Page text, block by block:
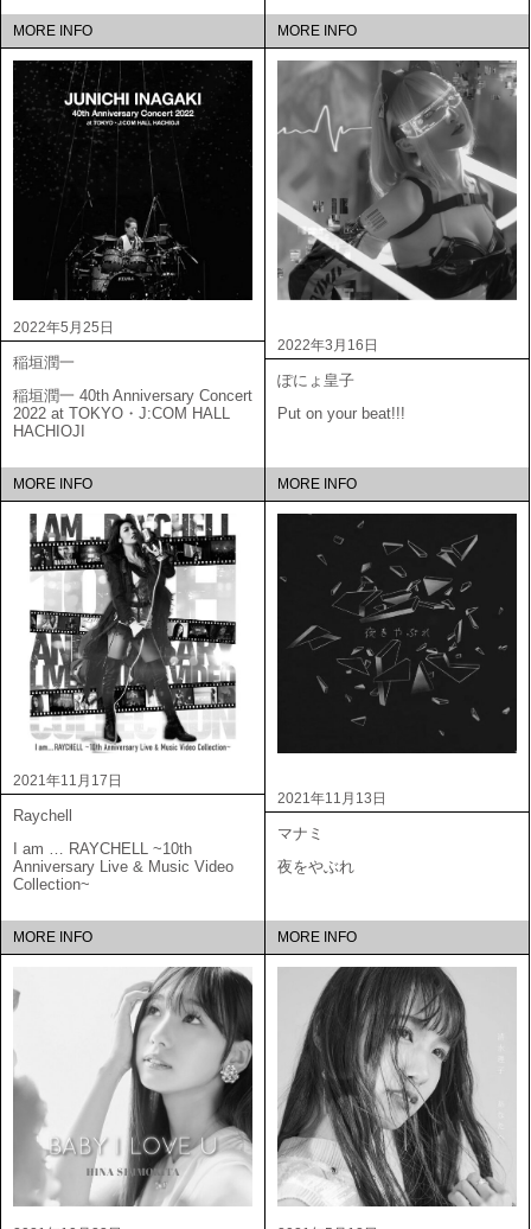
MORE INFO MORE INFO
2022年5月25日
稲垣潤一
稲垣潤一 40th Anniversary Concert
2022 at TOKYO・J:COM HALL
HACHIOJI
MORE INFO
2022年3月16日
ぽにょ皇子
Put on your beat!!!
MORE INFO
2021年11月17日
Raychell
I am … RAYCHELL ~10th
Anniversary Live & Music Video
Collection~
MORE INFO
2021年11月13日
マナミ
夜をやぶれ
MORE INFO